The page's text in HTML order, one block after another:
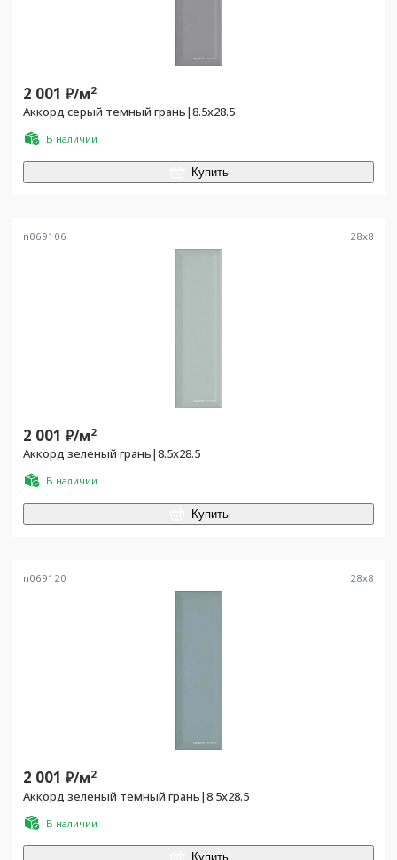
2 001 ₽/м2
Аккорд серый темный грань|8.5x28.5
В наличии
Купить
n069106 28x8
2 001 ₽/м2
Аккорд зеленый грань|8.5x28.5
В наличии
Купить
n069120 28x8
2 001 ₽/м2
Аккорд зеленый темный грань|8.5x28.5
В наличии
Купить